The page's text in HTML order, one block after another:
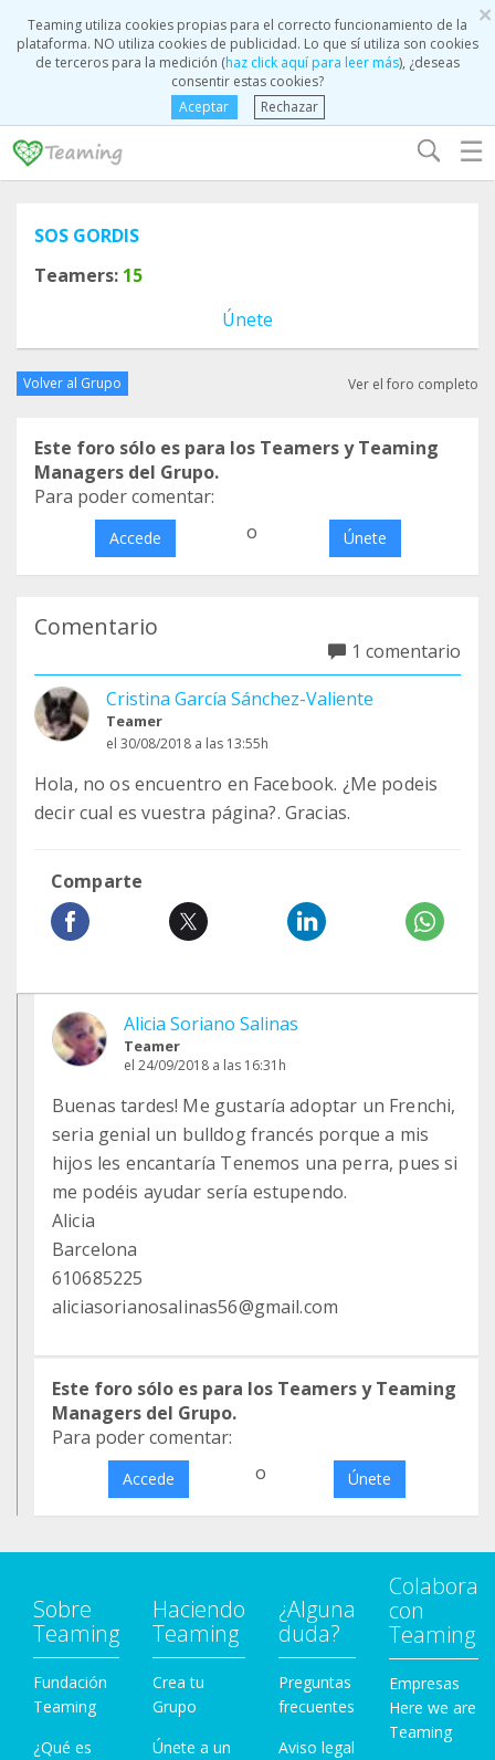
×
Teaming utiliza cookies propias para el correcto funcionamiento de la
plataforma. NO utiliza cookies de publicidad. Lo que sí utiliza son cookies
de terceros para la medición (haz click aquí para leer más), ¿deseas
consentir estas cookies?
Aceptar
Rechazar
☰
SOS GORDIS
Teamers: 15
Únete
Volver al Grupo Ver el foro completo
Este foro sólo es para los Teamers y Teaming
Managers del Grupo.
Para poder comentar:
Accede o Únete
Comentario
1 comentario
Cristina García Sánchez-Valiente
Teamer
el 30/08/2018 a las 13:55h
Hola, no os encuentro en Facebook. ¿Me podeis
decir cual es vuestra página?. Gracias.
Comparte
Alicia Soriano Salinas
Teamer
el 24/09/2018 a las 16:31h
Buenas tardes! Me gustaría adoptar un Frenchi,
seria genial un bulldog francés porque a mis
hijos les encantaría Tenemos una perra, pues si
me podéis ayudar sería estupendo.
Alicia
Barcelona
610685225
aliciasorianosalinas56@gmail.com
Este foro sólo es para los Teamers y Teaming
Managers del Grupo.
Para poder comentar:
Accede o Únete
Sobre
Teaming
Fundación
Teaming
¿Qué es
Haciendo
Teaming
Crea tu
Grupo
Únete a un
¿Alguna
duda?
Preguntas
frecuentes
Aviso legal
Colabora
con
Teaming
Empresas
Here we are
Teaming